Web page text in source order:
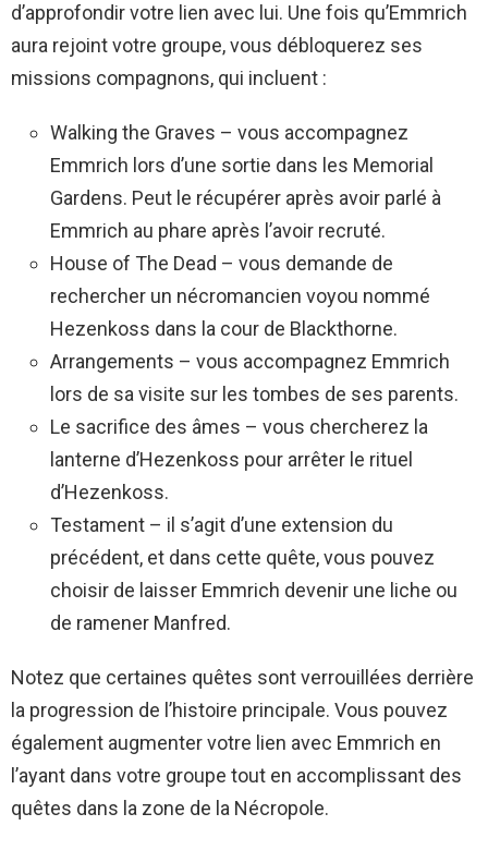
d’approfondir votre lien avec lui. Une fois qu’Emmrich
aura rejoint votre groupe, vous débloquerez ses
missions compagnons, qui incluent :
Walking the Graves – vous accompagnez
Emmrich lors d’une sortie dans les Memorial
Gardens. Peut le récupérer après avoir parlé à
Emmrich au phare après l’avoir recruté.
House of The Dead – vous demande de
rechercher un nécromancien voyou nommé
Hezenkoss dans la cour de Blackthorne.
Arrangements – vous accompagnez Emmrich
lors de sa visite sur les tombes de ses parents.
Le sacrifice des âmes – vous chercherez la
lanterne d’Hezenkoss pour arrêter le rituel
d’Hezenkoss.
Testament – ​​il s’agit d’une extension du
précédent, et dans cette quête, vous pouvez
choisir de laisser Emmrich devenir une liche ou
de ramener Manfred.
Notez que certaines quêtes sont verrouillées derrière
la progression de l’histoire principale. Vous pouvez
également augmenter votre lien avec Emmrich en
l’ayant dans votre groupe tout en accomplissant des
quêtes dans la zone de la Nécropole.